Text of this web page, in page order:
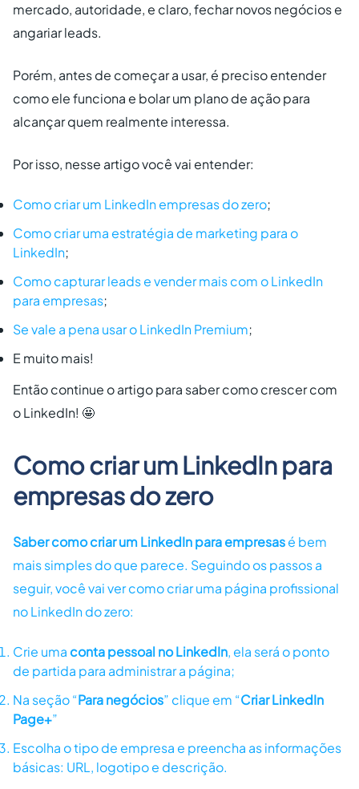
mercado, autoridade, e claro, fechar novos negócios e
angariar leads.
Porém, antes de começar a usar, é preciso entender
como ele funciona e bolar um plano de ação para
alcançar quem realmente interessa.
Por isso, nesse artigo você vai entender:
Como criar um LinkedIn empresas do zero;
Como criar uma estratégia de marketing para o
LinkedIn;
Como capturar leads e vender mais com o LinkedIn
para empresas;
Se vale a pena usar o LinkedIn Premium;
E muito mais!
Então continue o artigo para saber como crescer com
o LinkedIn! 🤩
Como criar um LinkedIn para
empresas do zero
Saber como criar um LinkedIn para empresasé bem
mais simples do que parece. Seguindo os passos a
seguir, você vai ver como criar uma página profissional
no LinkedIn do zero:
Crie uma conta pessoal no LinkedIn, ela será o ponto
de partida para administrar a página;
Na seção “Para negócios” clique em “Criar LinkedIn
Page+”
Escolha o tipo de empresa e preencha as informações
básicas: URL, logotipo e descrição.